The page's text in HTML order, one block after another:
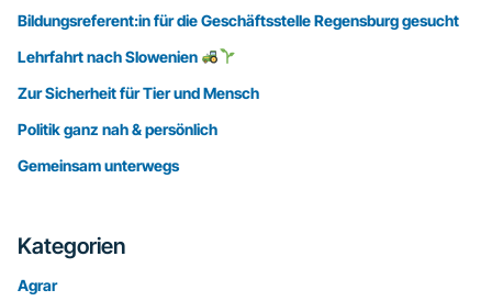
Bildungsreferent:in für die Geschäftsstelle Regensburg gesucht
Lehrfahrt nach Slowenien
Zur Sicherheit für Tier und Mensch
Politik ganz nah & persönlich
Gemeinsam unterwegs
Kategorien
Agrar